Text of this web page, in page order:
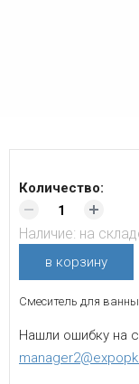
Количество:
Наличие: на
в корзину
Смеситель для
Нашли ошибку на